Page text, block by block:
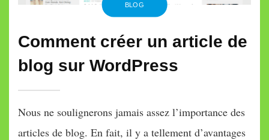
BLOG
Comment créer un article de
blog sur WordPress
Nous ne soulignerons jamais assez l’importance des
articles de blog. En fait, il y a tellement d’avantages